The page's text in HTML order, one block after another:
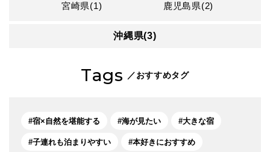
宮崎県(1)
鹿児島県(2)
沖縄県(3)
Tags ／おすすめタグ
宿×自然を堪能する 海が見たい 大きな宿
子連れも泊まりやすい 本好きにおすすめ